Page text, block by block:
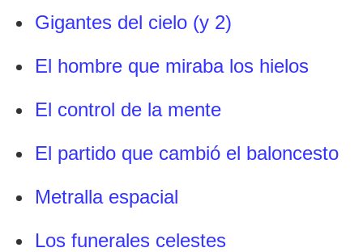
Gigantes del cielo (y 2)
El hombre que miraba los hielos
El control de la mente
El partido que cambió el baloncesto
Metralla espacial
Los funerales celestes